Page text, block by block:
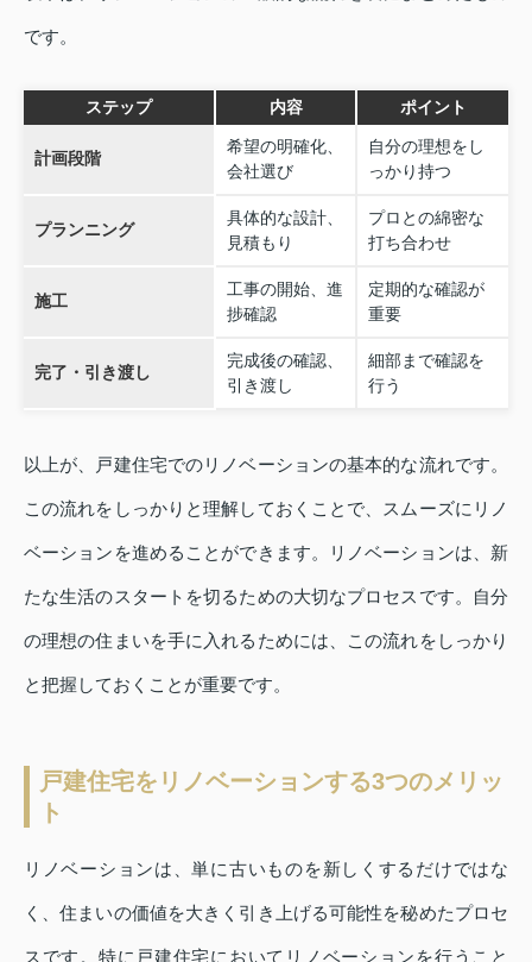
です。
ステップ 内容 ポイント
計画段階
希望の明確化、
会社選び
自分の理想をし
っかり持つ
プランニング
具体的な設計、
見積もり
プロとの綿密な
打ち合わせ
施工
工事の開始、進
捗確認
定期的な確認が
重要
完了・引き渡し
完成後の確認、
引き渡し
細部まで確認を
行う
以上が、戸建住宅でのリノベーションの基本的な流れです。
この流れをしっかりと理解しておくことで、スムーズにリノ
ベーションを進めることができます。リノベーションは、新
たな生活のスタートを切るための大切なプロセスです。自分
の理想の住まいを手に入れるためには、この流れをしっかり
と把握しておくことが重要です。
戸建住宅をリノベーションする3つのメリッ
ト
リノベーションは、単に古いものを新しくするだけではな
く、住まいの価値を大きく引き上げる可能性を秘めたプロセ
スです。特に戸建住宅においてリノベーションを行うこと